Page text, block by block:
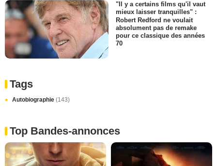
"Il y a certains films qu'il vaut
mieux laisser tranquilles" :
Robert Redford ne voulait
absolument pas de remake
pour ce classique des années
70
Tags
Autobiographie (143)
Top Bandes-annonces